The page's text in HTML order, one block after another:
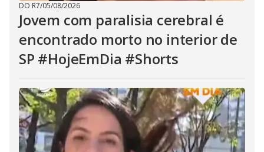
DO R7/05/08/2026
Jovem com paralisia cerebral é
encontrado morto no interior de
SP #HojeEmDia #Shorts